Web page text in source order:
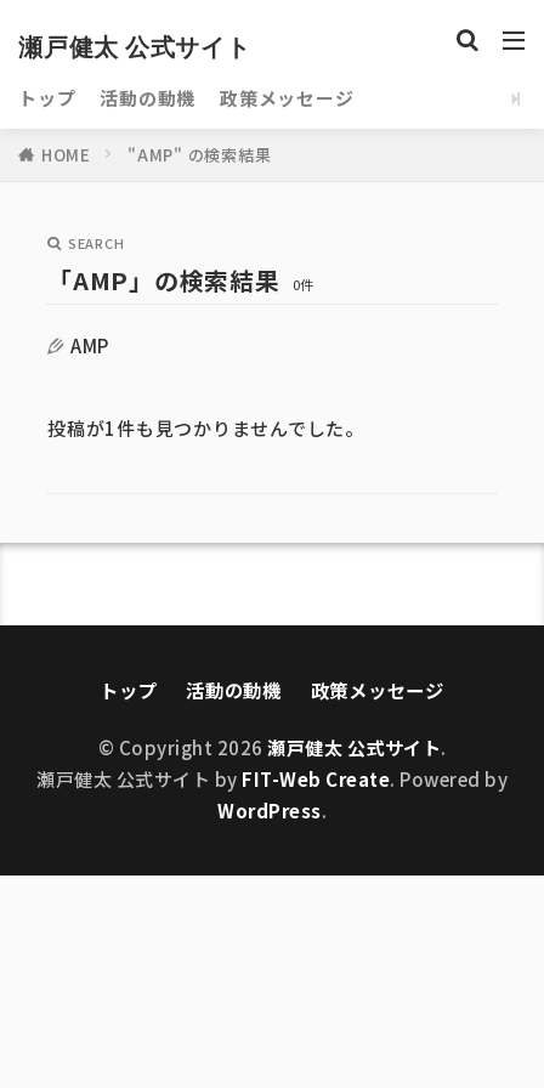
瀬戸健太 公式サイト
トップ 活動の動機 政策メッセージ
HOME "AMP" の検索結果
SEARCH
「AMP」の検索結果 0件
AMP
投稿が1件も見つかりませんでした。
トップ 活動の動機 政策メッセージ
© Copyright 2026 瀬戸健太 公式サイト.
瀬戸健太 公式サイト by FIT-Web Create. Powered by
WordPress.